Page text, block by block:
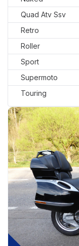
Quad Atv Ssv
Retro
Roller
Sport
Supermoto
Touring